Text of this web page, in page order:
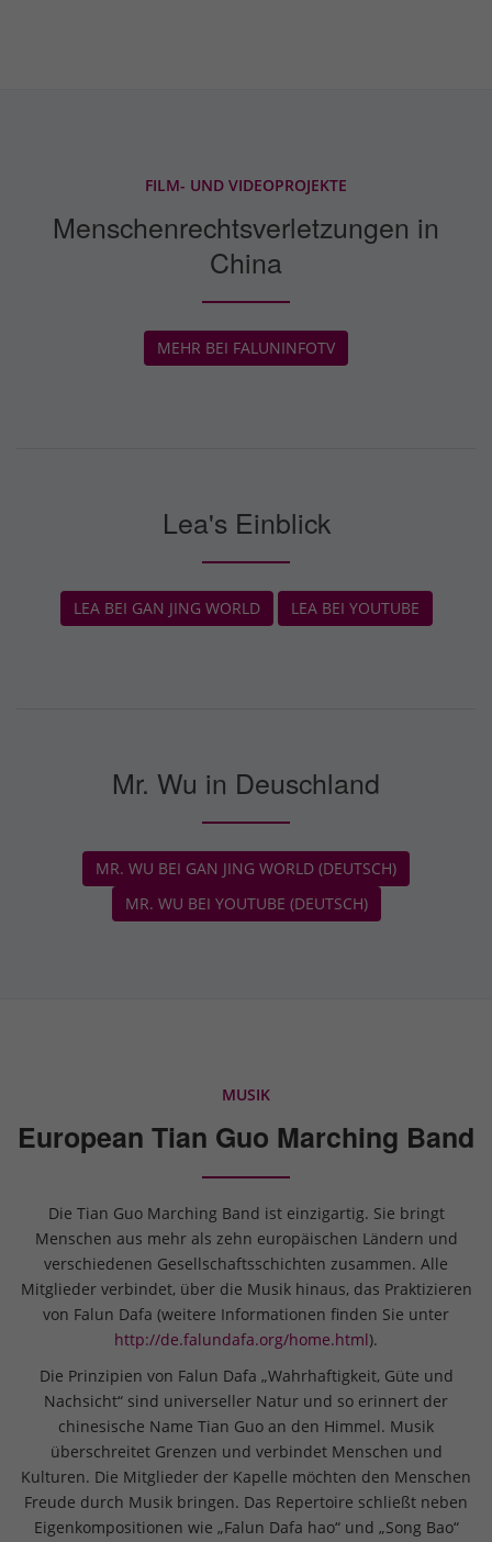
FILM- UND VIDEOPROJEKTE
Menschenrechtsverletzungen in
China
MEHR BEI FALUNINFOTV
Lea's Einblick
LEA BEI GAN JING WORLD LEA BEI YOUTUBE
Mr. Wu in Deuschland
MR. WU BEI GAN JING WORLD (DEUTSCH)
MR. WU BEI YOUTUBE (DEUTSCH)
MUSIK
European Tian Guo Marching Band
Die Tian Guo Marching Band ist einzigartig. Sie bringt
Menschen aus mehr als zehn europäischen Ländern und
verschiedenen Gesellschaftsschichten zusammen. Alle
Mitglieder verbindet, über die Musik hinaus, das Praktizieren
von Falun Dafa (weitere Informationen finden Sie unter
http://de.falundafa.org/home.html).
Die Prinzipien von Falun Dafa „Wahrhaftigkeit, Güte und
Nachsicht“ sind universeller Natur und so erinnert der
chinesische Name Tian Guo an den Himmel. Musik
überschreitet Grenzen und verbindet Menschen und
Kulturen. Die Mitglieder der Kapelle möchten den Menschen
Freude durch Musik bringen. Das Repertoire schließt neben
Eigenkompositionen wie „Falun Dafa hao“ und „Song Bao“